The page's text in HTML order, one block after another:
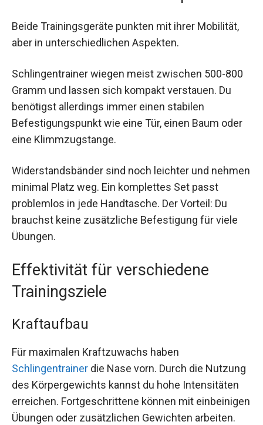
Beide Trainingsgeräte punkten mit ihrer Mobilität,
aber in unterschiedlichen Aspekten.
Schlingentrainer wiegen meist zwischen 500-800
Gramm und lassen sich kompakt verstauen. Du
benötigst allerdings immer einen stabilen
Befestigungspunkt wie eine Tür, einen Baum oder
eine Klimmzugstange.
Widerstandsbänder sind noch leichter und nehmen
minimal Platz weg. Ein komplettes Set passt
problemlos in jede Handtasche. Der Vorteil: Du
brauchst keine zusätzliche Befestigung für viele
Übungen.
Effektivität für verschiedene
Trainingsziele
Kraftaufbau
Für maximalen Kraftzuwachs haben
Schlingentrainer die Nase vorn. Durch die Nutzung
des Körpergewichts kannst du hohe Intensitäten
erreichen. Fortgeschrittene können mit einbeinigen
Übungen oder zusätzlichen Gewichten arbeiten.